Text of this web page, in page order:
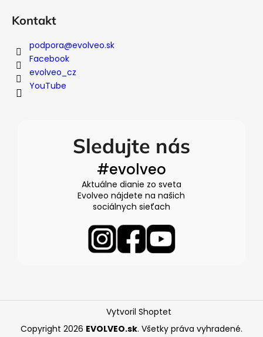
Kontakt
podpora@evolveo.sk
Facebook
evolveo_cz
YouTube
Sledujte nás
#evolveo
Aktuálne dianie zo sveta
Evolveo nájdete na našich
sociálnych sieťach
Vytvoril Shoptet
Copyright 2026 EVOLVEO.sk. Všetky práva vyhradené.